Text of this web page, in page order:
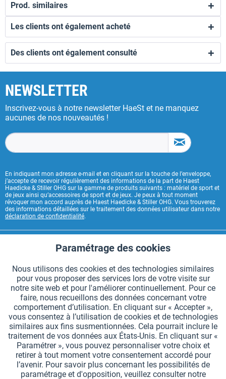
Prod. similaires
Les clients ont également acheté
Des clients ont également consulté
NEWSLETTER
Inscrivez-vous à notre newsletter HaeSt et ne manquez
aucunes de nos nouveautés !
En indiquant mon adresse e-mail et en cliquant sur la touche de l’enveloppe,
j’accepte de recevoir régulièrement des informations de la part de Haest
Haedicke & Stiller OHG sur la gamme de produits suivants : matériel de sport et
de jeux ainsi qu’accessoires de sport et de jeux. Je peux à tout moment
révoquer mon accord auprès de Haest Haedicke & Stiller OHG. Vous trouverez
des informations détaillées sur le traitement des données utilisateur dans notre
déclaration de confidentialité.
INFORMATIONS GÉNÉRALES
MODES DE PAIEMENT
*Tous les prix comprennent la TVA et sont indiqués horsfrais de port.
Paramètres des cookies Demander le catalogue
Gravures laser sur des témoins Newsletter Qui sommes nous ?
Fonctionnels Aktiv
Suivi Aktiv
Paramétrage des cookies
Nous utilisons des cookies et des technologies similaires
pour vous proposer des services lors de votre visite sur
notre site web et pour l'améliorer continuellement. Pour ce
faire, nous recueillons des données concernant votre
comportement d’utilisation. En cliquant sur « Accepter »,
vous consentez à l’utilisation de cookies et de technologies
similaires aux fins susmentionnées. Cela pourrait inclure le
traitement de vos données aux États-Unis. En cliquant sur «
Paramétrer », vous pouvez personnaliser votre choix et
retirer à tout moment votre consentement accordé pour
l’avenir. Pour savoir plus concernant les possibilités de
paramétrage et d'opposition, veuillez consulter notre